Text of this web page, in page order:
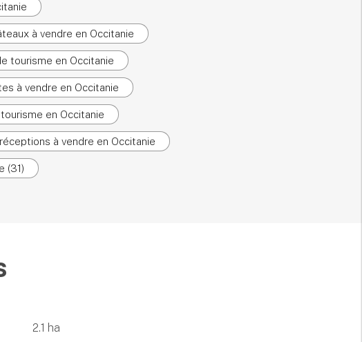
à vendre en Occitanie
tourisme en Occitanie
à vendre en Occitanie
en Occitanie
à vendre en Occitanie
(31)
2.1 ha